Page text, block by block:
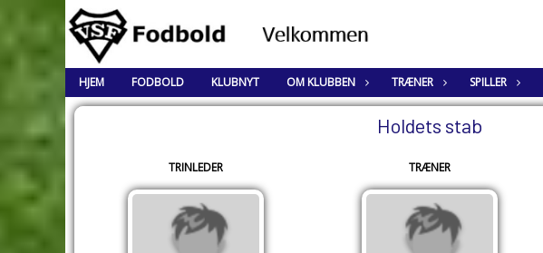
HJEM FODBOLD KLUBNYT OM KLUBBEN TRÆNER SPILLER
Holdets stab
TRINLEDER TRÆNER